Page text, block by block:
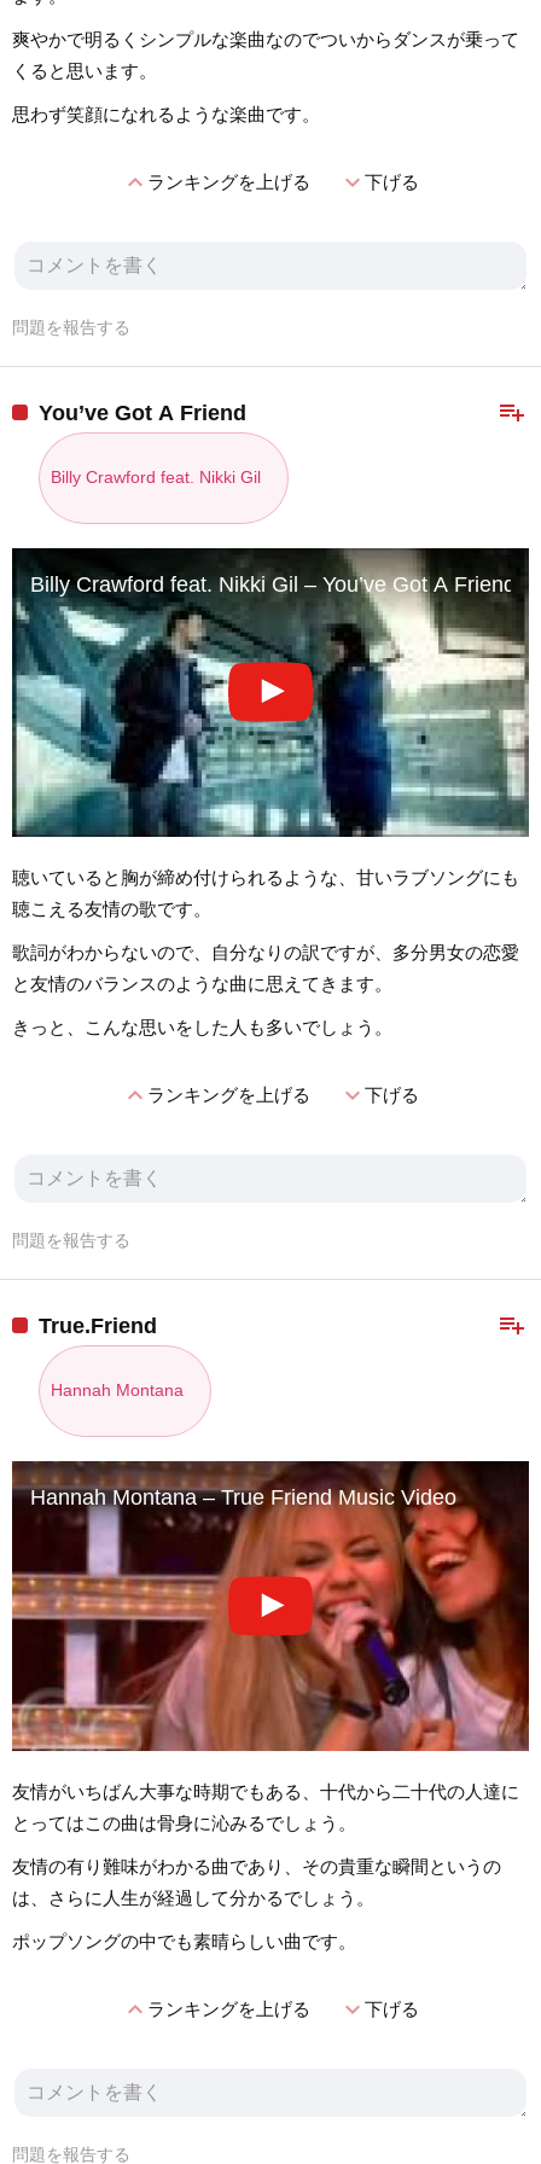
爽やかで明るくシンプルな楽曲なのでついからダンスが乗って
くると思います。
思わず笑顔になれるような楽曲です。
expand_lessランキングを上げる expand_more下げる
問題を報告する
playlist_add
You’ve Got A Friend
Billy Crawford feat. Nikki Gil
Billy Crawford feat. Nikki Gil – You’ve Got A Friend
聴いていると胸が締め付けられるような、甘いラブソングにも
聴こえる友情の歌です。
歌詞がわからないので、自分なりの訳ですが、多分男女の恋愛
と友情のバランスのような曲に思えてきます。
きっと、こんな思いをした人も多いでしょう。
expand_lessランキングを上げる expand_more下げる
問題を報告する
playlist_add
True.Friend
Hannah Montana
Hannah Montana – True Friend Music Video
友情がいちばん大事な時期でもある、十代から二十代の人達に
とってはこの曲は骨身に沁みるでしょう。
友情の有り難味がわかる曲であり、その貴重な瞬間というの
は、さらに人生が経過して分かるでしょう。
ポップソングの中でも素晴らしい曲です。
expand_lessランキングを上げる expand_more下げる
問題を報告する